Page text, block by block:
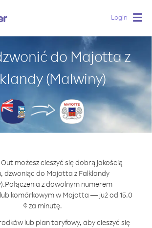
Login
do Majotta z
(Malwiny)
Out możesz cieszyć się dobrą jakością
dzwoniąc do Majotta z Falklandy
Połączenia z dowolnym numerem
komórkowym w Majotta — już od 15.0
¢ za minutę.
lub plan taryfowy, aby cieszyć się